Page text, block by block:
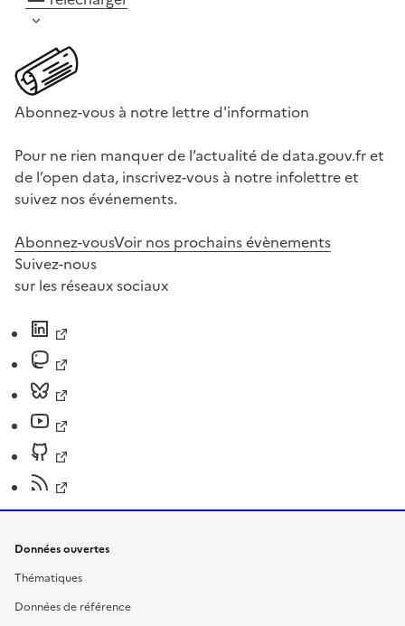
Abonnez-vous à notre lettre d'information
Pour ne rien manquer de l’actualité de data.gouv.fr et
de l’open data, inscrivez-vous à notre infolettre et
suivez nos événements.
Abonnez-vousVoir nos prochains évènements
Suivez-nous
sur les réseaux sociaux
Données ouvertes
Thématiques
Données de référence